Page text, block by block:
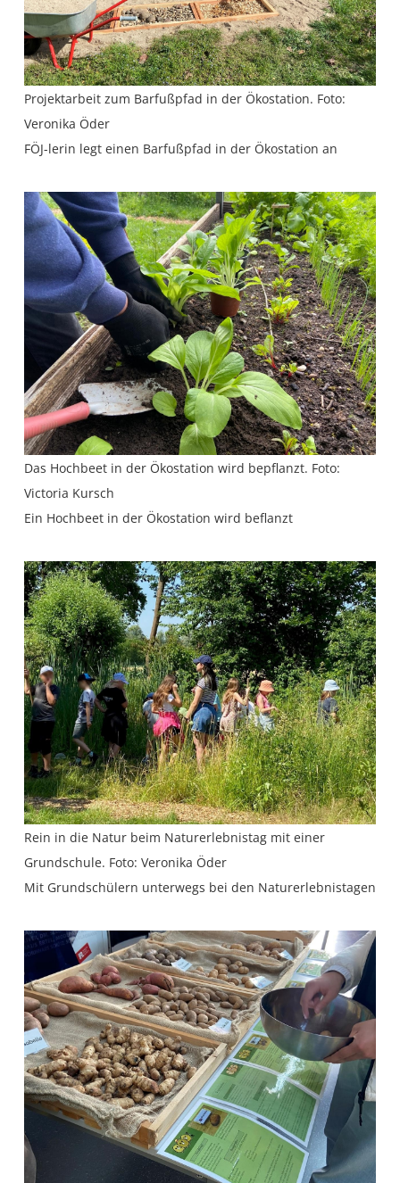
Projektarbeit zum Barfußpfad in der Ökostation. Foto:
Veronika Öder
FÖJ-lerin legt einen Barfußpfad in der Ökostation an
Das Hochbeet in der Ökostation wird bepflanzt. Foto:
Victoria Kursch
Ein Hochbeet in der Ökostation wird beflanzt
Rein in die Natur beim Naturerlebnistag mit einer
Grundschule. Foto: Veronika Öder
Mit Grundschülern unterwegs bei den Naturerlebnistagen